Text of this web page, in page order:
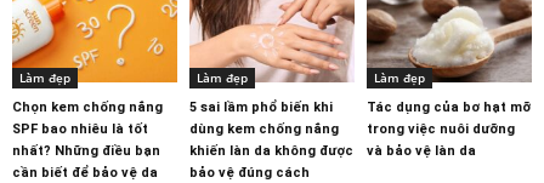
Làm đẹp
Chọn kem chống nắng
SPF bao nhiêu là tốt
nhất? Những điều bạn
cần biết để bảo vệ da
Làm đẹp
5 sai lầm phổ biến khi
dùng kem chống nắng
khiến làn da không được
bảo vệ đúng cách
Làm đẹp
Tác dụng của bơ hạt mỡ
trong việc nuôi dưỡng
và bảo vệ làn da